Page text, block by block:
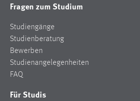
Fragen zum Studium
Studiengänge
Studienberatung
Bewerben
Studienangelegenheiten
FAQ
Für Studis